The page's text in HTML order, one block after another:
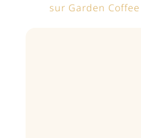
sur Garden Coffee